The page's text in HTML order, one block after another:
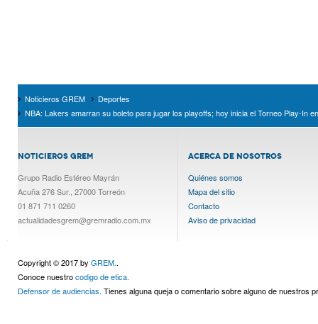
Noticieros GREM
Deportes
NBA: Lakers amarran su boleto para jugar los playoffs; hoy inicia el Torneo Play-In
NOTICIEROS GREM
Grupo Radio Estéreo Mayrán
Acuña 276 Sur., 27000 Torreón
01 871 711 0260
actualidadesgrem@gremradio.com.mx
ACERCA DE NOSOTROS
Quiénes somos
Mapa del sitio
Contacto
Aviso de privacidad
Copyright © 2017 by GREM..
Conoce nuestrocodigo de etica.
Defensor de audiencias. Tienes alguna queja o comentario sobre alguno de nuestros